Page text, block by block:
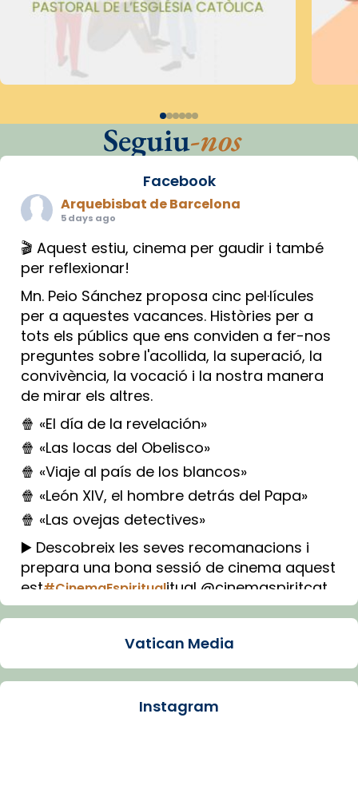
Seguiu-nos
Facebook
Arquebisbat de Barcelona
5 days ago
🎬 Aquest estiu, cinema per gaudir i també
per reflexionar!
Mn. Peio Sánchez proposa cinc pel·lícules
per a aquestes vacances. Històries per a
tots els públics que ens conviden a fer-nos
preguntes sobre l'acollida, la superació, la
convivència, la vocació i la nostra manera
de mirar els altres.
🍿 «El día de la revelación»
🍿 «Las locas del Obelisco»
🍿 «Viaje al país de los blancos»
🍿 «León XIV, el hombre detrás del Papa»
🍿 «Las ovejas detectives»
▶️ Descobreix les seves recomanacions i
prepara una bona sessió de cinema aquest
est#CinemaEspiritualitual @cinemaspiritcat
Imatge: Generada amb IA (OpenAI)
Arquebisbat de Barcelona
Vatican Media
Instagram